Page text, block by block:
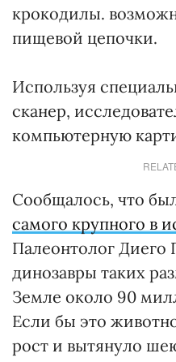
крокодилы.
пищевой цепочки.
Используя
сканер,
компьютерную
Сообщалось, что
самого крупного в
Палеонтолог Диего
динозавры таких
Земле около 90
Если бы это
рост и вытянуло